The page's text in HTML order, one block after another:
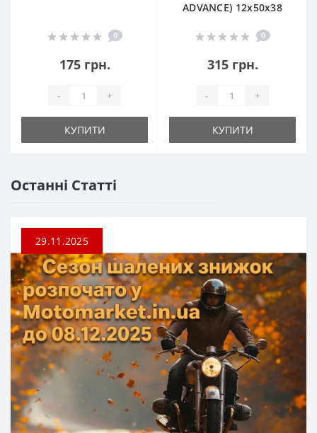
0
175 грн.
- +
КУПИТИ
ADVANCE) 12х50х38
0
315 грн.
- +
КУПИТИ
Останні Статті
29.11.2025